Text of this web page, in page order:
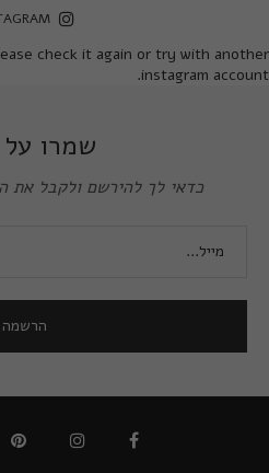
check it again or try with another
instagram account.
שמרו
כדאי לך להירשם ולקבל את